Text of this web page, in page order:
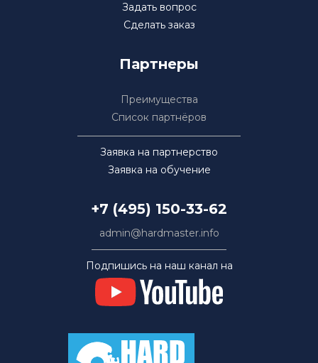
Задать вопрос
Сделать заказ
Партнеры
Преимущества
Список партнёров
Заявка на партнерство
Заявка на обучение
+7 (495) 150-33-62
admin@hardmaster.info
Подпишись на наш канал на